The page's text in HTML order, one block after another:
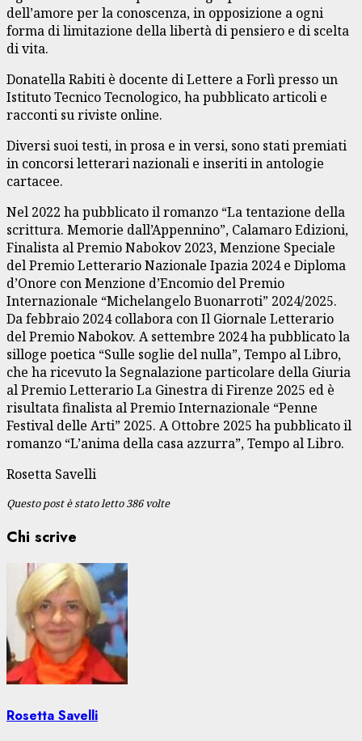
dell’amore per la conoscenza, in opposizione a ogni
forma di limitazione della libertà di pensiero e di scelta
di vita.
Donatella Rabiti è docente di Lettere a Forlì presso un
Istituto Tecnico Tecnologico, ha pubblicato articoli e
racconti su riviste online.
Diversi suoi testi, in prosa e in versi, sono stati premiati
in concorsi letterari nazionali e inseriti in antologie
cartacee.
Nel 2022 ha pubblicato il romanzo “La tentazione della
scrittura. Memorie dall’Appennino”, Calamaro Edizioni,
Finalista al Premio Nabokov 2023, Menzione Speciale
del Premio Letterario Nazionale Ipazia 2024 e Diploma
d’Onore con Menzione d’Encomio del Premio
Internazionale “Michelangelo Buonarroti” 2024/2025.
Da febbraio 2024 collabora con Il Giornale Letterario
del Premio Nabokov. A settembre 2024 ha pubblicato la
silloge poetica “Sulle soglie del nulla”, Tempo al Libro,
che ha ricevuto la Segnalazione particolare della Giuria
al Premio Letterario La Ginestra di Firenze 2025 ed è
risultata finalista al Premio Internazionale “Penne
Festival delle Arti” 2025. A Ottobre 2025 ha pubblicato il
romanzo “L’anima della casa azzurra”, Tempo al Libro.
Rosetta Savelli
Questo post è stato letto 386 volte
Chi scrive
Rosetta Savelli